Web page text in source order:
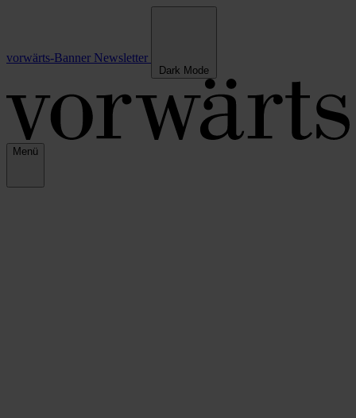
vorwärts-Banner Newsletter
Dark Mode
Menü